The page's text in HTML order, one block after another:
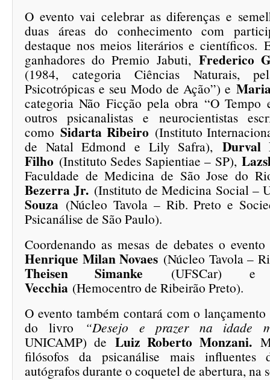
O evento vai celebrar as diferenças e
duas áreas do conhecimento com
destaque nos meios literários e científicos.
ganhadores do Premio Jabuti, Frederico
(1984, categoria Ciências Naturais,
Psicotrópicas e seu Modo de Ação”) e
categoria Não Ficção pela obra “O Tempo
outros psicanalistas e neurocientistas
como Sidarta Ribeiro(Instituto
de Natal Edmond e Lily Safra), Durval
Filho (Instituto Sedes Sapientiae – SP),
Faculdade de Medicina de São Jose do
Bezerra Jr. (Instituto de Medicina Social –
Souza (Núcleo Tavola – Rib. Preto e
Psicanálise de São Paulo).
Coordenando as mesas de debates o
Henrique Milan Novaes (Núcleo Tavola –
Theisen Simanke (UFSCar)
Vecchia (Hemocentro de Ribeirão Preto).
O evento também contará com o
do livro
“Desejo e prazer na idade
UNICAMP) de Luiz Roberto Monzani.
filósofos da psicanálise mais
autógrafos durante o coquetel de abertura, na